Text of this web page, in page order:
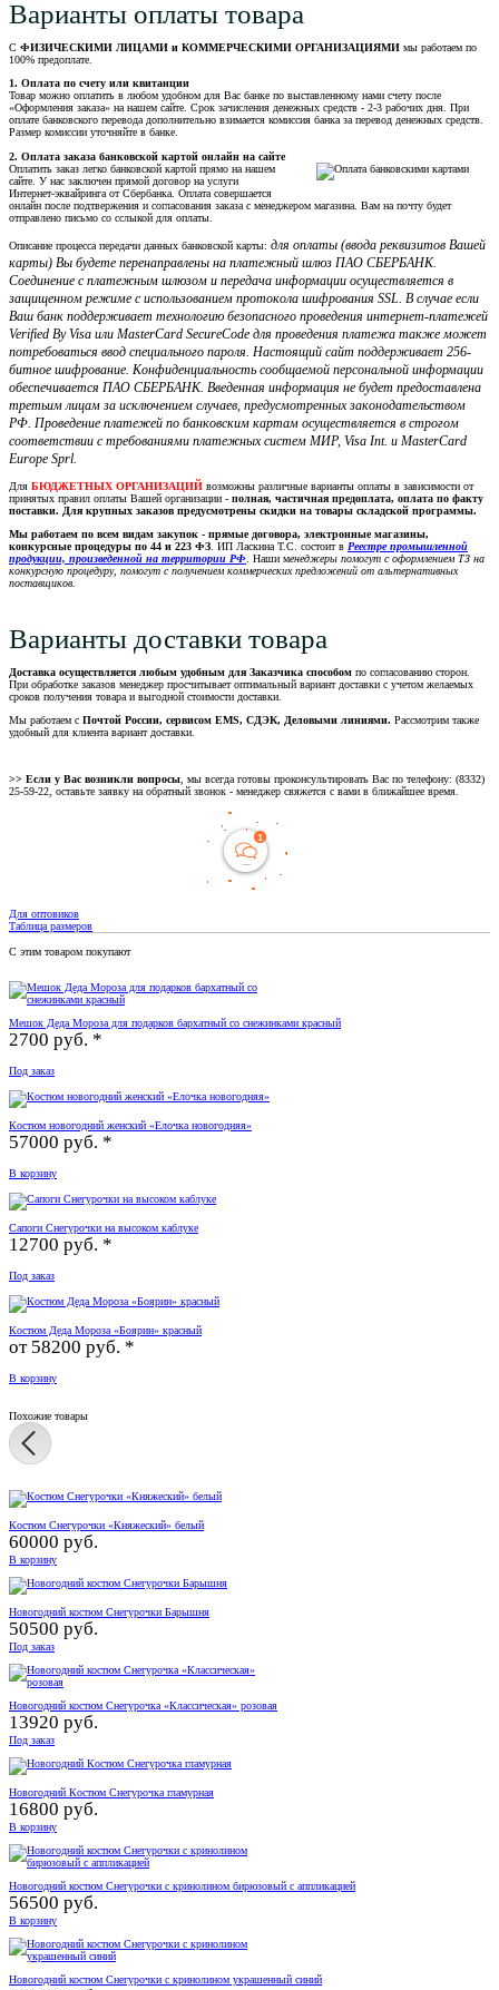
Варианты оплаты товара
С ФИЗИЧЕСКИМИ ЛИЦАМИ и КОММЕРЧЕСКИМИ ОРГАНИЗАЦИЯМИ мы работаем по
100% предоплате.
1. Оплата по счету или квитанции
Товар можно оплатить в любом удобном для Вас банке по выставленному нами счету после
«Оформления заказа» на нашем сайте. Срок зачисления денежных средств - 2-3 рабочих дня. При
оплате банковского перевода дополнительно взимается комиссия банка за перевод денежных средств.
Размер комиссии уточняйте в банке.
2. Оплата заказа банковской картой онлайн на сайте
Оплатить заказ легко банковской картой прямо на нашем
сайте. У нас заключен прямой договор на услуги
Интернет-эквайринга от Сбербанка. Оплата совершается
онлайн после подтвержения и согласования заказа с менеджером магазина. Вам на почту будет
отправлено письмо со сслыкой для оплаты.
Описание процесса передачи данных банковской карты: для оплаты (ввода реквизитов Вашей
карты) Вы будете перенаправлены на платежный шлюз ПАО СБЕРБАНК.
Соединение с платежным шлюзом и передача информации осуществляется в
защищенном режиме с использованием протокола шифрования SSL. В случае если
Ваш банк поддерживает технологию безопасного проведения интернет-платежей
Verified By Visa или MasterCard SecureCode для проведения платежа также может
потребоваться ввод специального пароля. Настоящий сайт поддерживает 256-
битное шифрование. Конфиденциальность сообщаемой персональной информации
обеспечивается ПАО СБЕРБАНК. Введенная информация не будет предоставлена
третьим лицам за исключением случаев, предусмотренных законодательством
РФ. Проведение платежей по банковским картам осуществляется в строгом
соответствии с требованиями платежных систем МИР, Visa Int. и MasterCard
Europe Sprl.
Для БЮДЖЕТНЫХ ОРГАНИЗАЦИЙ возможны различные варианты оплаты в зависимости от
принятых правил оплаты Вашей организации - полная, частичная предоплата, оплата по факту
поставки. Для крупных заказов предусмотрены скидки на товары складской программы.
Мы работаем по всем видам закупок - прямые договора, электронные магазины,
конкурсные процедуры по 44 и 223 ФЗ. ИП Ласкина Т.С. состоит в Реестре промышленной
продукции, произведенной на территории РФ. Наши менеджеры помогут с оформлением ТЗ на
конкурсную процедуру, помогут с получением коммерческих предложений от альтернативных
поставщиков.
Варианты доставки товара
Доставка осуществляется любым удобным для Заказчика способом по согласованию сторон.
При обработке заказов менеджер просчитывает оптимальный вариант доставки с учетом желаемых
сроков получения товара и выгодной стоимости доставки.
Мы работаем с Почтой России, сервисом EMS, СДЭК, Деловыми линиями. Рассмотрим также
удобный для клиента вариант доставки.
>> Если у Вас возникли вопросы, мы всегда готовы проконсультировать Вас по телефону: (8332)
25-59-22, оставьте заявку на обратный звонок - менеджер свяжется с вами в ближайшее время.
Для оптовиков
Таблица размеров
С этим товаром покупают
Мешок Деда Мороза для подарков бархатный со снежинками красный
2700 руб. *
Под заказ
Костюм новогодний женский «Елочка новогодняя»
57000 руб. *
В корзину
Сапоги Снегурочки на высоком каблуке
12700 руб. *
Под заказ
Костюм Деда Мороза «Боярин» красный
от 58200 руб. *
В корзину
Похожие товары
Костюм Снегурочки «Княжеский» белый
60000 руб.
В корзину
Новогодний костюм Снегурочки Барышня
50500 руб.
Под заказ
Новогодний костюм Снегурочка «Классическая» розовая
13920 руб.
Под заказ
Новогодний Костюм Снегурочка гламурная
16800 руб.
В корзину
Новогодний костюм Снегурочки с кринолином бирюзовый с аппликацией
56500 руб.
В корзину
Новогодний костюм Снегурочки с кринолином украшенный синий